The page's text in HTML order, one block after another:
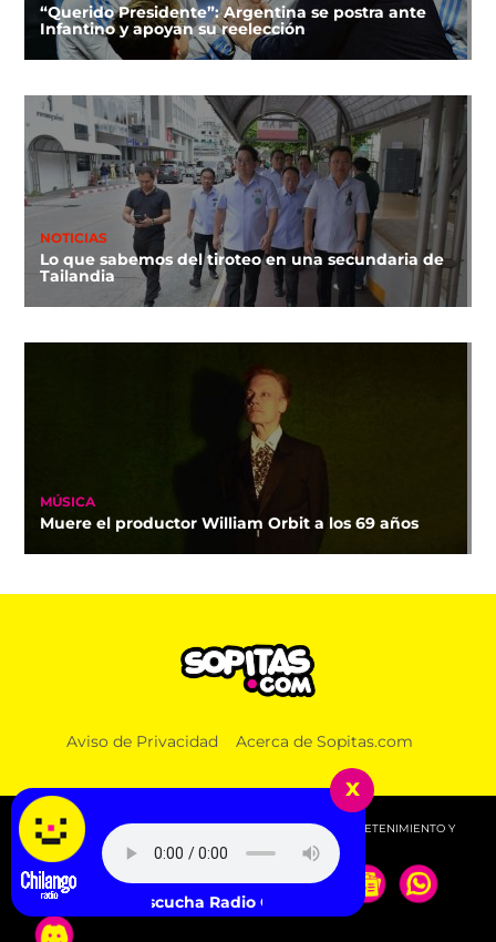
“Querido Presidente”: Argentina se postra ante
Infantino y apoyan su reelección
NOTICIAS
Lo que sabemos del tiroteo en una secundaria de
Tailandia
MÚSICA
Muere el productor William Orbit a los 69 años
Aviso de Privacidad Acerca de Sopitas.com
© 2026 SOPITAS.COM - MÚSICA, NOTICIAS, DEPORTES, ENTRETENIMIENTO Y
MÁS!.
x
Escucha Radio Chilango -